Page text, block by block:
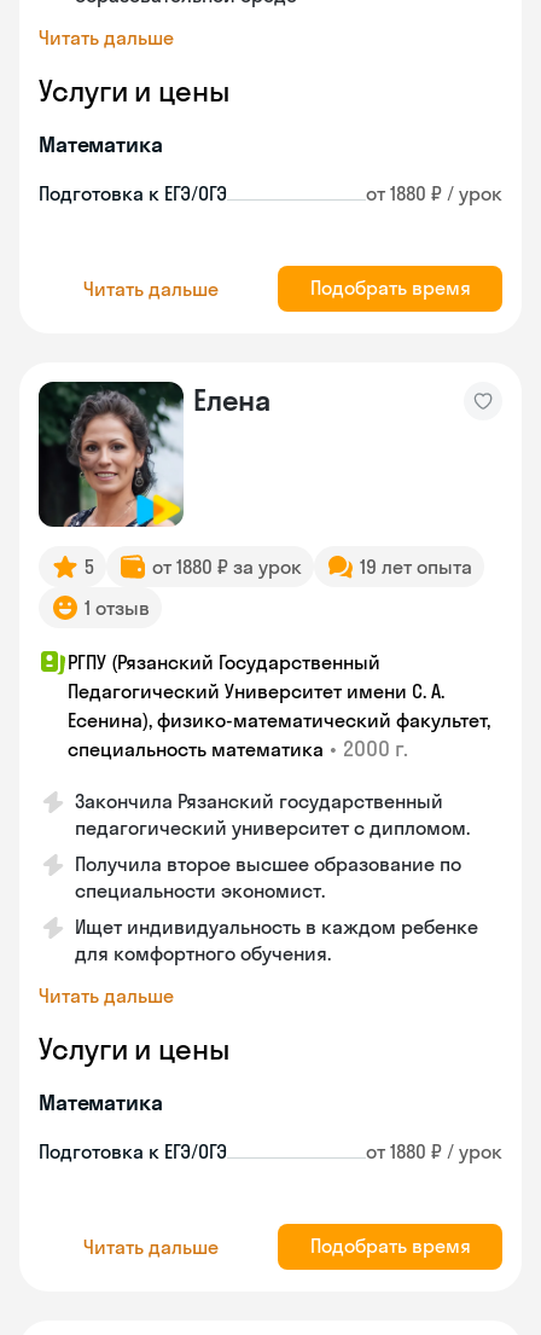
Читать дальше
Услуги и цены
Математика
Подготовка к ЕГЭ/ОГЭ от 1880 ₽ / урок
Читать дальше Подобрать время
Елена
5 от 1880 ₽ за урок
19 лет опыта
1 отзыв
РГПУ (Рязанский Государственный
Педагогический Университет имени С. А.
Есенина), физико-математический факультет,
специальность математика • 2000 г.
Закончилa Рязанский государственный
педагогический университет с дипломом.
Получила второе высшее образование по
специальности экономист.
Ищет индивидуальность в каждом ребенке
для комфортного обучения.
Читать дальше
Услуги и цены
Математика
Подготовка к ЕГЭ/ОГЭ от 1880 ₽ / урок
Читать дальше Подобрать время